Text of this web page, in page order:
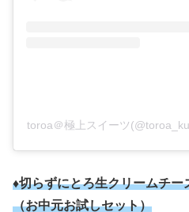
toroa＠極上スイーツ
♦切らずにとろ生クリームチー
（お中元お試しセット）